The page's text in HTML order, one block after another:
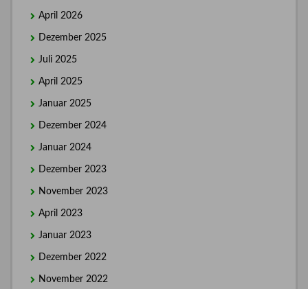
April 2026
Dezember 2025
Juli 2025
April 2025
Januar 2025
Dezember 2024
Januar 2024
Dezember 2023
November 2023
April 2023
Januar 2023
Dezember 2022
November 2022